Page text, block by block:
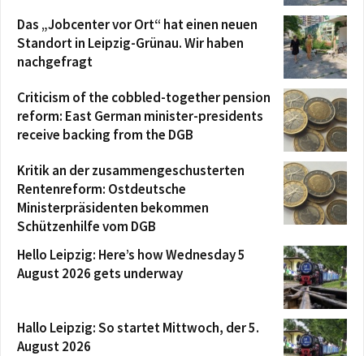
Das „Jobcenter vor Ort“ hat einen neuen
Standort in Leipzig-Grünau. Wir haben
nachgefragt
Criticism of the cobbled-together pension
reform: East German minister-presidents
receive backing from the DGB
Kritik an der zusammengeschusterten
Rentenreform: Ostdeutsche
Ministerpräsidenten bekommen
Schützenhilfe vom DGB
Hello Leipzig: Here’s how Wednesday 5
August 2026 gets underway
Hallo Leipzig: So startet Mittwoch, der 5.
August 2026